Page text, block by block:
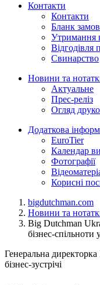
Контакти
Контакти
Бланк
Утримання
Відгодівля
Свинарство
Новини та
Актуальне
Прес-реліз
Огляд
Додаткова
EuroTier
Календар
Фотографії
Корисні
bigdutchman.com
Новини та
Big Dutchman
бізнес-спільноти
Генеральна
бізнес-зустрічі